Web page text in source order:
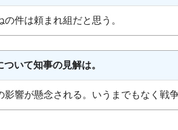
件は頼まれ組だと思う。
いて知事の見解は。
響が懸念される。いうまでもなく戦